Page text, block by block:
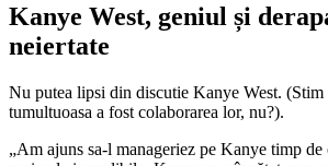
Kanye West, geniul și
neiertate
Nu putea lipsi din discutie Kanye West. (Stim
tumultuoasa a fost colaborarea lor, nu?).
„Am ajuns sa-l manageriez pe Kanye timp